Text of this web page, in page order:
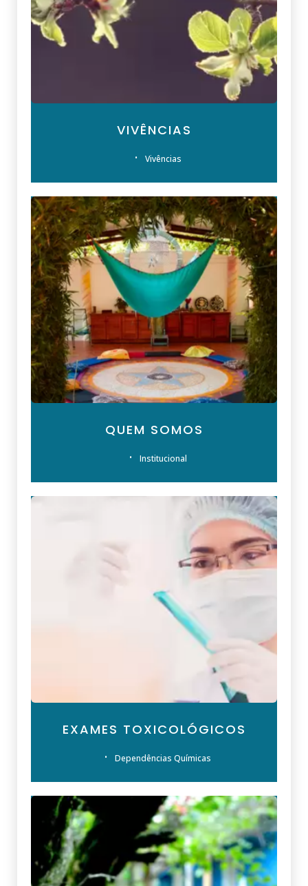
VIVÊNCIAS
Vivências
QUEM SOMOS
Institucional
EXAMES TOXICOLÓGICOS
Dependências Químicas